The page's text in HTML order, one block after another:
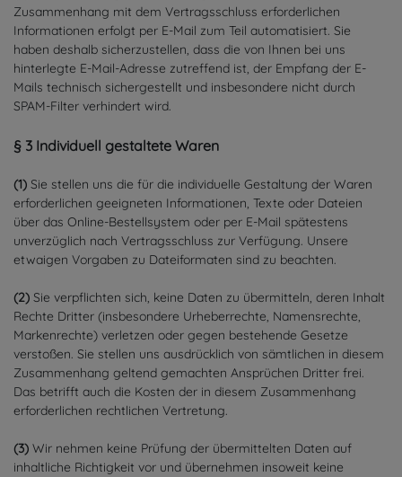
Zusammenhang mit dem Vertragsschluss erforderlichen
Informationen erfolgt per E-Mail zum Teil automatisiert. Sie
haben deshalb sicherzustellen, dass die von Ihnen bei uns
hinterlegte E-Mail-Adresse zutreffend ist, der Empfang der E-
Mails technisch sichergestellt und insbesondere nicht durch
SPAM-Filter verhindert wird.
§ 3 Individuell gestaltete Waren
(1) Sie stellen uns die für die individuelle Gestaltung der Waren
erforderlichen geeigneten Informationen, Texte oder Dateien
über das Online-Bestellsystem oder per E-Mail spätestens
unverzüglich nach Vertragsschluss zur Verfügung. Unsere
etwaigen Vorgaben zu Dateiformaten sind zu beachten.
(2) Sie verpflichten sich, keine Daten zu übermitteln, deren Inhalt
Rechte Dritter (insbesondere Urheberrechte, Namensrechte,
Markenrechte) verletzen oder gegen bestehende Gesetze
verstoßen. Sie stellen uns ausdrücklich von sämtlichen in diesem
Zusammenhang geltend gemachten Ansprüchen Dritter frei.
Das betrifft auch die Kosten der in diesem Zusammenhang
erforderlichen rechtlichen Vertretung.
(3) Wir nehmen keine Prüfung der übermittelten Daten auf
inhaltliche Richtigkeit vor und übernehmen insoweit keine